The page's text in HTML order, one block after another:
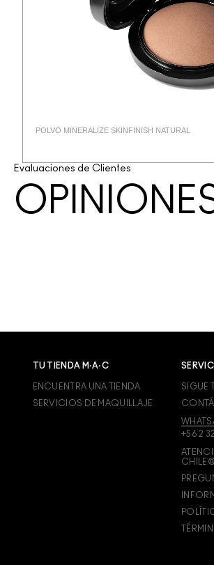
POLVO MINERALIZE SKINFINISH NATURAL
Evaluaciones de Clientes
TU TIENDA M·A·C
ENCUENTRA UNA TIENDA
SERVICIOS DE MAQUILLAJE
SIGUE
+56 2